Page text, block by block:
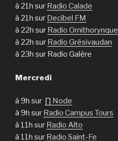
à 21h sur Radio Calade
à 21h sur Decibel FM
à 22h sur Radio Ornithorynque
à 22h sur Radio Grésivaudan
à 23h sur Radio Galère
Mercredi
à 9h sur ∏ Node
à 9h sur Radio Campus Tours
à 11h sur Radio Alto
à 11h sur Radio Saint-Fe